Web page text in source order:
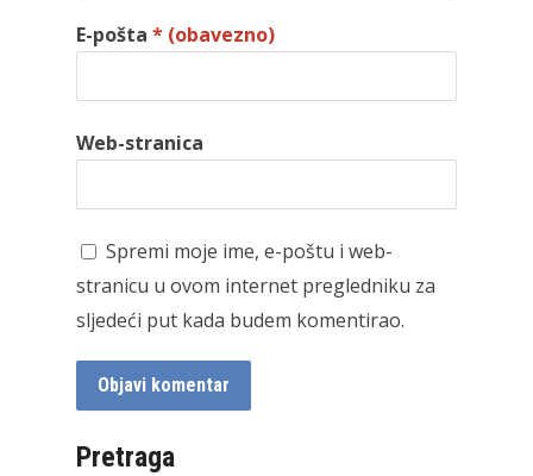
E-pošta * (obavezno)
Web-stranica
Spremi moje ime, e-poštu i web-
stranicu u ovom internet pregledniku za
sljedeći put kada budem komentirao.
Pretraga